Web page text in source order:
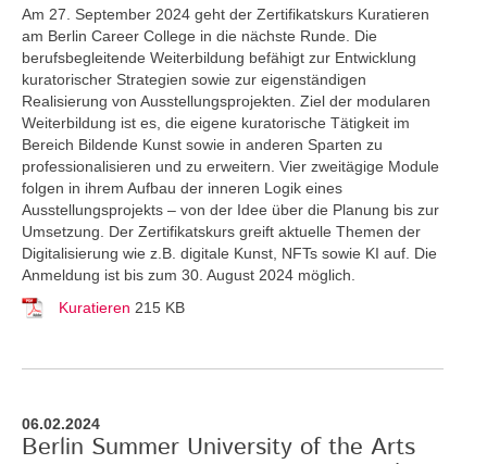
Am 27. September 2024 geht der Zertifikatskurs Kuratieren
am Berlin Career College in die nächste Runde. Die
berufsbegleitende Weiterbildung befähigt zur Entwicklung
kuratorischer Strategien sowie zur eigenständigen
Realisierung von Ausstellungsprojekten. Ziel der modularen
Weiterbildung ist es, die eigene kuratorische Tätigkeit im
Bereich Bildende Kunst sowie in anderen Sparten zu
professionalisieren und zu erweitern. Vier zweitägige Module
folgen in ihrem Aufbau der inneren Logik eines
Ausstellungsprojekts – von der Idee über die Planung bis zur
Umsetzung. Der Zertifikatskurs greift aktuelle Themen der
Digitalisierung wie z.B. digitale Kunst, NFTs sowie KI auf. Die
Anmeldung ist bis zum 30. August 2024 möglich.
Kuratieren 215 KB
06.02.2024
Berlin Summer University of the Arts